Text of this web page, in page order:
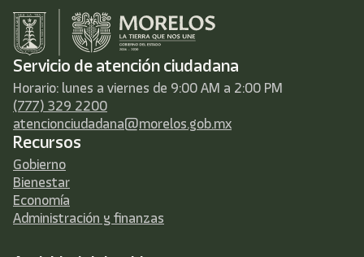
Servicio de atención ciudadana
Horario: lunes a viernes de 9:00 AM a 2:00 PM
(777) 329 2200
atencionciudadana@morelos.gob.mx
Recursos
Gobierno
Bienestar
Economía
Administración y finanzas